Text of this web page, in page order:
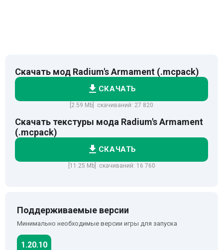
Скачать мод Radium's Armament (.mcpack)
СКАЧАТЬ
[2.59 Mb] скачиваний: 27 820
Скачать текстуры мода Radium's Armament
(.mcpack)
СКАЧАТЬ
[11.25 Mb] скачиваний: 16 760
Поддерживаемые версии
Минимально необходимые версии игры для запуска
1.20.10